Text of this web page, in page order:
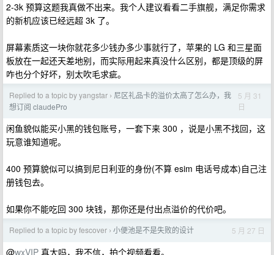
2-3k 预算这题我真做不出来。我个人建议看看二手旗舰，满足你需求
的新机应该已经远超 3k 了。
屏幕素质这一块你就花多少钱办多少事就行了，苹果的 LG 和三星面
板放在一起还天差地别，而实际用起来真没什么区别，都是顶级的屏
咋也分个好坏，别太吹毛求疵。
Replied to a topic by yangstar › 尼区礼品卡的溢价太高了怎么办，我
想订阅 claudePro
5 月 31
日
闲鱼貌似能买小黑的钱包账号，一套下来 300 ，说是小黑不找回，这
玩意谁知道呢。
400 预算貌似可以搞到尼日利亚的身份(不算 esim 电话号成本)自己注
册钱包去。
如果你不能吃回 300 块钱，那你还是付出点溢价的代价吧。
Replied to a topic by fescover › 小便池是不是失败的设计 5 月 27 日
@wxVIP 真大吗，我不信，拍个视频看看。